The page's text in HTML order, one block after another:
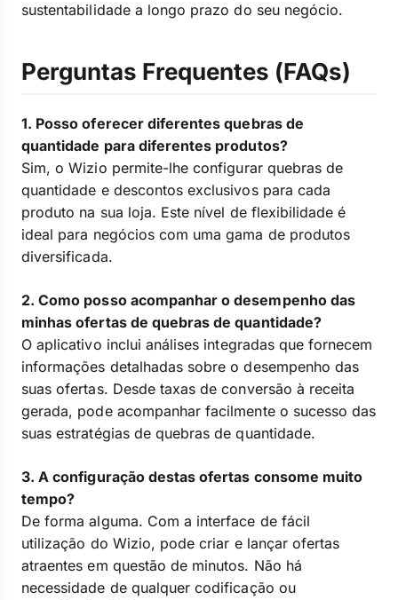
sustentabilidade a longo prazo do seu negócio.
Perguntas Frequentes (FAQs)
1. Posso oferecer diferentes quebras de
quantidade para diferentes produtos?
Sim, o Wizio permite-lhe configurar quebras de
quantidade e descontos exclusivos para cada
produto na sua loja. Este nível de flexibilidade é
ideal para negócios com uma gama de produtos
diversificada.
2. Como posso acompanhar o desempenho das
minhas ofertas de quebras de quantidade?
O aplicativo inclui análises integradas que fornecem
informações detalhadas sobre o desempenho das
suas ofertas. Desde taxas de conversão à receita
gerada, pode acompanhar facilmente o sucesso das
suas estratégias de quebras de quantidade.
3. A configuração destas ofertas consome muito
tempo?
De forma alguma. Com a interface de fácil
utilização do Wizio, pode criar e lançar ofertas
atraentes em questão de minutos. Não há
necessidade de qualquer codificação ou